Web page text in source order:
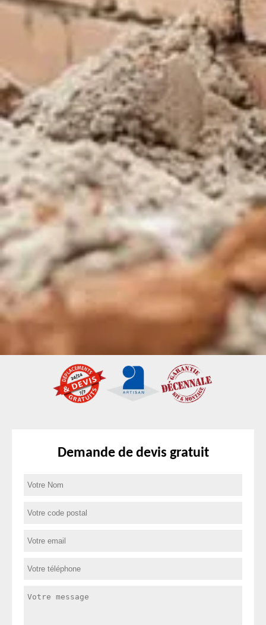
Demande de devis gratuit